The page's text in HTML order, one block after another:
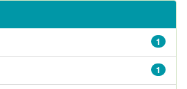
1
1